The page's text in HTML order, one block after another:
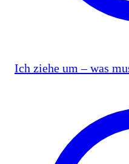
Ich ziehe um – was